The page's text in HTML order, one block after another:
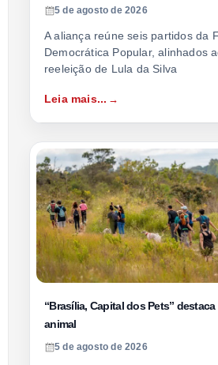
5 de agosto de 2026
A aliança reúne seis partidos da
Democrática Popular, alinhados
reeleição de Lula da Silva
Leia mais...
“Brasília, Capital dos Pets”
animal
5 de agosto de 2026